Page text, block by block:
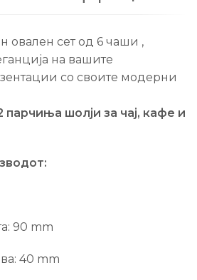
овален сет од 6 чаши ,
на вашите
со своите модерни
парчиња шолји за чај, кафе и
90 mm
40 mm